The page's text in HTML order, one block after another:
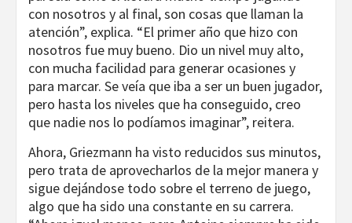
con nosotros y al final, son cosas que llaman la
atención”, explica. “El primer año que hizo con
nosotros fue muy bueno. Dio un nivel muy alto,
con mucha facilidad para generar ocasiones y
para marcar. Se veía que iba a ser un buen jugador,
pero hasta los niveles que ha conseguido, creo
que nadie nos lo podíamos imaginar”, reitera.
Ahora, Griezmann ha visto reducidos sus minutos,
pero trata de aprovecharlos de la mejor manera y
sigue dejándose todo sobre el terreno de juego,
algo que ha sido una constante en su carrera.